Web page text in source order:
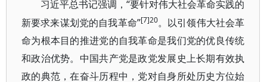
习近平总书记强调，“要针对伟大社会革命实践的
新要求来谋划党的自我革命”[7]20。以引领伟大社会革
命为根本目的推进党的自我革命是我们党的优良传统
和政治优势。中国共产党是政党发展史上长期有效执
政的典范，在奋斗历程中，党对自身所处历史方位始